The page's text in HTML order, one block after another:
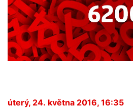
úterý, 24. května 2016, 16:35